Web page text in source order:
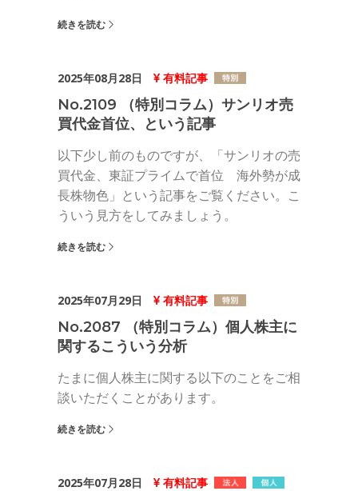
続きを読む
2025年08月28日 有料記事
No.2109 （特別コラム）サンリオ売
買代金首位、という記事
以下少し前のものですが、「サンリオの売
買代金、東証プライムで首位 海外勢が成
長株物色」という記事をご覧ください。こ
ういう見方をしてみましょう。
続きを読む
2025年07月29日 有料記事
No.2087 （特別コラム）個人株主に
関するこういう分析
たまに個人株主に関する以下のことをご相
談いただくことがあります。
続きを読む
2025年07月28日 有料記事